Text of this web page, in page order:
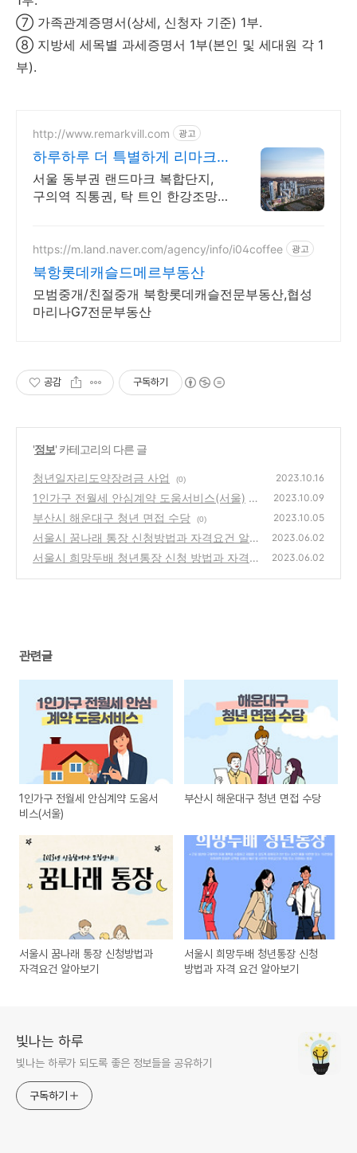
⑦ 가족관계증명서(상세, 신청자 기준) 1부.
⑧ 지방세 세목별 과세증명서 1부(본인 및 세대원 각 1
부).
http://www.remarkvill.com 광고
하루하루 더 특별하게 리마크
빌 이스트폴
서울 동부권 랜드마크 복합단지,
구의역 직통권, 탁 트인 한강조망,
https://m.land.naver.com/agency/info/i04coffee 광고
북항롯데캐슬드메르부동산
모범중개/친절중개 북항롯데캐슬전문부동산,협성
마리나G7전문부동산
공감 구독하기
'정보' 카테고리의 다른 글
청년일자리도약장려금 사업 (0) 2023.10.16
1인가구 전월세 안심계약 도움서비스(서울)
(0)
2023.10.09
부산시 해운대구 청년 면접 수당 (0) 2023.10.05
서울시 꿈나래 통장 신청방법과 자격요건 알아
보기
(0)
2023.06.02
서울시 희망두배 청년통장 신청 방법과 자격
2023.06.02
관련글
1인가구 전월세 안심계약 도움서
비스(서울)
부산시 해운대구 청년 면접 수당
서울시 꿈나래 통장 신청방법과
자격요건 알아보기
서울시 희망두배 청년통장 신청
방법과 자격 요건 알아보기
빛나는 하루
빛나는 하루가 되도록 좋은 정보들을 공유하기
구독하기